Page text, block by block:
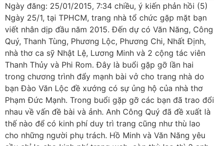
Ngày đăng: 25/01/2015, 7:34 chiều, ý kiến phản hồi (5)
Ngày 25/1, tại TPHCM, trang nhà tổ chức gặp mặt bạn
viết nhân dịp đầu năm 2015. Đến dự có Văn Năng, Công
Quý, Thanh Tùng, Phương Lộc, Phương Chi, Nhất Định,
nhà thơ ca sỹ Nhật Lệ, Lương Minh và 2 cộng tác viên
Thanh Thủy và Phi Rom. Đây là buổi gặp gỡ lần hai
trong chương trình đẩy mạnh bài vở cho trang nhà do
bạn Đào Văn Lộc đề xướng có sự ủng hộ của nhà thơ
Phạm Đức Mạnh. Trong buổi gặp gỡ các bạn đã trao đổi
nhau về vấn đề bài và ảnh. Anh Công Quý đã đề xuất là
thế nào để có kinh phí duy trì trang cũng như thù lao
cho những người phụ trách. Hồ Minh và Văn Năng yêu